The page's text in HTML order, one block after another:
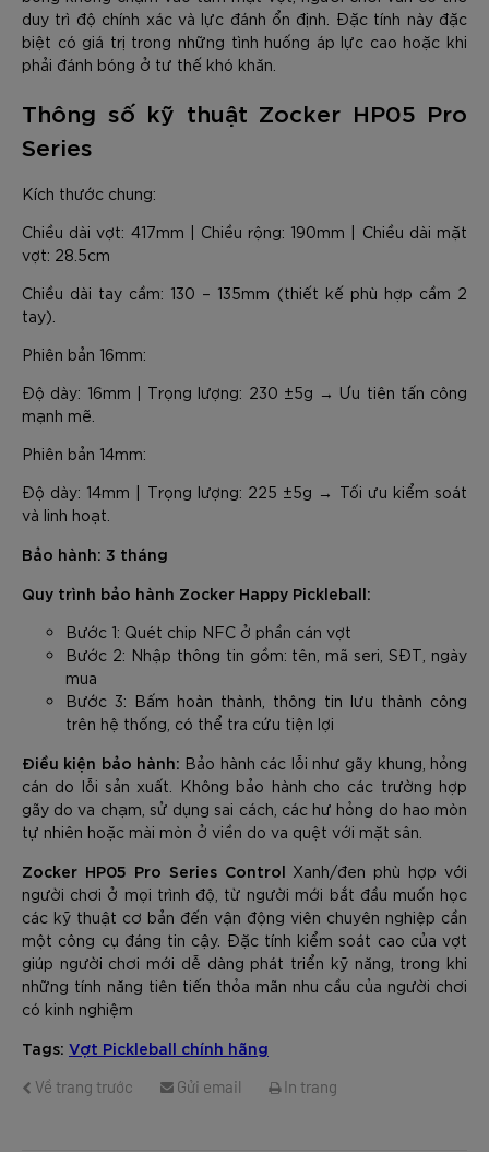
duy trì độ chính xác và lực đánh ổn định. Đặc tính này đặc
biệt có giá trị trong những tình huống áp lực cao hoặc khi
phải đánh bóng ở tư thế khó khăn.
Thông số kỹ thuật Zocker HP05 Pro
Series
Kích thước chung:
Chiều dài vợt: 417mm | Chiều rộng: 190mm | Chiều dài mặt
vợt: 28.5cm
Chiều dài tay cầm: 130 – 135mm (thiết kế phù hợp cầm 2
tay).
Phiên bản 16mm:
Độ dày: 16mm | Trọng lượng: 230 ±5g → Ưu tiên tấn công
mạnh mẽ.
Phiên bản 14mm:
Độ dày: 14mm | Trọng lượng: 225 ±5g → Tối ưu kiểm soát
và linh hoạt.
Bảo hành: 3 tháng
Quy trình bảo hành Zocker Happy Pickleball:
Bước 1: Quét chip NFC ở phần cán vợt
Bước 2: Nhập thông tin gồm: tên, mã seri, SĐT, ngày
mua
Bước 3: Bấm hoàn thành, thông tin lưu thành công
trên hệ thống, có thể tra cứu tiện lợi
Điều kiện bảo hành: Bảo hành các lỗi như gãy khung, hỏng
cán do lỗi sản xuất. Không bảo hành cho các trường hợp
gãy do va chạm, sử dụng sai cách, các hư hỏng do hao mòn
tự nhiên hoặc mài mòn ở viền do va quệt với mặt sân.
Zocker HP05 Pro Series Control Xanh/đen phù hợp với
người chơi ở mọi trình độ, từ người mới bắt đầu muốn học
các kỹ thuật cơ bản đến vận động viên chuyên nghiệp cần
một công cụ đáng tin cậy. Đặc tính kiểm soát cao của vợt
giúp người chơi mới dễ dàng phát triển kỹ năng, trong khi
những tính năng tiên tiến thỏa mãn nhu cầu của người chơi
có kinh nghiệm
Tags: Vợt Pickleball chính hãng
Về trang trước Gửi email In trang